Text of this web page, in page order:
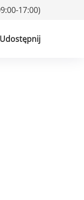
17:00)
Udostępnij